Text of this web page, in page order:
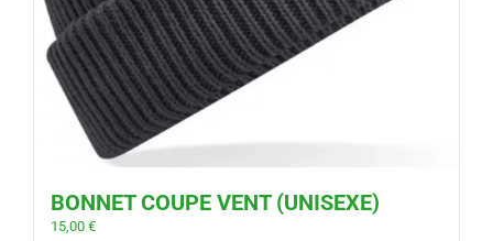
BONNET COUPE VENT (UNISEXE)
15,00 €